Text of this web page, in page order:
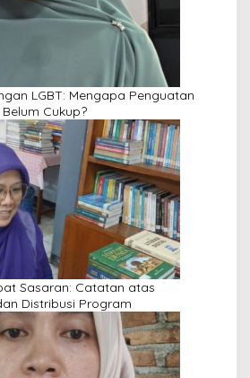
LGBT: Mengapa Penguatan
Cukup?
Sasaran: Catatan atas
Distribusi Program